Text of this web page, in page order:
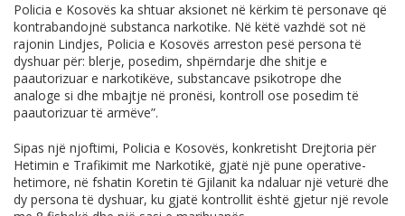
Policia e Kosovës ka shtuar aksionet në kërkim të personave që
kontrabandojnë substanca narkotike. Në këtë vazhdë sot në
rajonin Lindjes, Policia e Kosovës arreston pesë persona të
dyshuar për: blerje, posedim, shpërndarje dhe shitje e
paautorizuar e narkotikëve, substancave psikotrope dhe
analoge si dhe mbajtje në pronësi, kontroll ose posedim të
paautorizuar të armëve”.
Sipas një njoftimi, Policia e Kosovës, konkretisht Drejtoria për
Hetimin e Trafikimit me Narkotikë, gjatë një pune operative-
hetimore, në fshatin Koretin të Gjilanit ka ndaluar një veturë dhe
dy persona të dyshuar, ku gjatë kontrollit është gjetur një revole